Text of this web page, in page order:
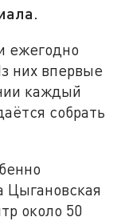
ежегодно
них впервые
каждый
собрать
Цыгановская
около 50